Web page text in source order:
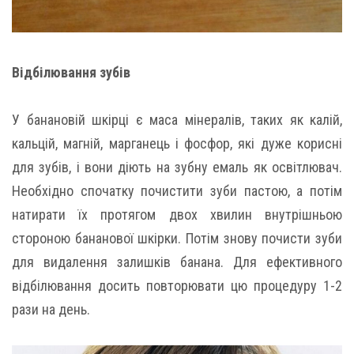
Відбілювання зубів
У банановій шкірці є маса мінералів, таких як калій,
кальцій, магній, марганець і фосфор, які дуже корисні
для зубів, і вони діють на зубну емаль як освітлювач.
Необхідно спочатку почистити зуби пастою, а потім
натирати їх протягом двох хвилин внутрішньою
стороною бананової шкірки. Потім знову почисти зуби
для видалення залишків банана. Для ефективного
відбілювання досить повторювати цю процедуру 1-2
рази на день.